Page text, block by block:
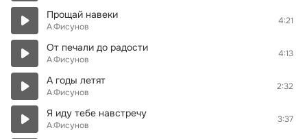
Прощай навеки
А.Фисунов
4:21
От печали до радости
А.Фисунов
4:13
А годы летят
А.Фисунов
2:32
Я иду тебе навстречу
А.Фисунов
3:37